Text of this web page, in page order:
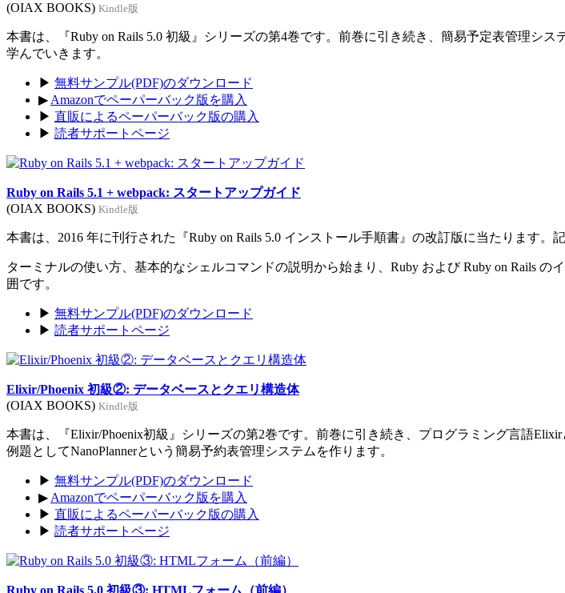
(OIAX BOOKS) Kindle版
本書は、『Ruby on Rails 5.0 初級』シリーズの第4巻です。前巻に引き続き、簡易予定表管理シ
学んでいきます。
▶ 無料サンプル(PDF)のダウンロード
▶ Amazonでペーパーバック版を購入
▶ 直販によるペーパーバック版の購入
▶ 読者サポートページ
Ruby on Rails 5.1 + webpack: スタートアップガイド
(OIAX BOOKS) Kindle版
本書は、2016 年に刊行された『Ruby on Rails 5.0 インストール手順書』の改訂版に当たります。
ターミナルの使い方、基本的なシェルコマンドの説明から始まり、Ruby および Ruby on Rails
囲です。
▶ 無料サンプル(PDF)のダウンロード
▶ 読者サポートページ
Elixir/Phoenix 初級②: データベースとクエリ構造体
(OIAX BOOKS) Kindle版
本書は、『Elixir/Phoenix初級』シリーズの第2巻です。前巻に引き続き、プログラミング言語
例題としてNanoPlannerという簡易予約表管理システムを作ります。
▶ 無料サンプル(PDF)のダウンロード
▶ Amazonでペーパーバック版を購入
▶ 直販によるペーパーバック版の購入
▶ 読者サポートページ
Ruby on Rails 5.0 初級③: HTMLフォーム（前編）